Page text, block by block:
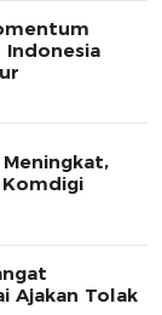
Indonesia
Ajakan Tolak